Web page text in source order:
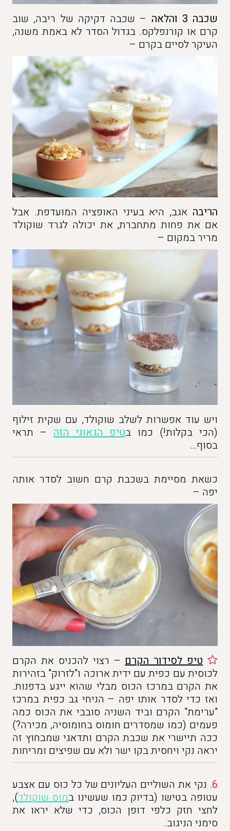
שכבה 3 והלאה
– שכבה דקיקה של ריבה, שוב
קרם או קורנפלקס. בגדול הסדר לא באמת משנה,
העיקר לסיים בקרם –
הריבה אגב, היא בעיני האופציה המועדפת. אבל
אם את פחות מתחברת, את יכולה לגרד שוקולד
מריר במקום –
ויש עוד אפשרות לשלב שוקולד, עם שקית זילוף
(הכי בקלות!) כמו בטיפ הגאוני הזה – תראי
בסוף…
כשאת מסיימת בשכבת קרם חשוב לסדר אותה
יפה –
טיפ לסידור הקרם– רצוי להכניס את הקרם
לכוסית עם כפית עם ידית ארוכה ו"לזרוק" בזהירות
את הקרם במרכז הכוס מבלי שהוא ייגע בדפנות.
ואז כדי לסדר אותו יפה – הניחי גב כפית במרכז
"ערימת" הקרם וביד השניה סובבי את הכוס כמה
פעמים (כמו שמסדרים חומוס בחומוסיה, מכירה?)
ככה תיישרי את שכבת הקרם ותדאגי שמבחוץ זה
יראה נקי ויחסית בקו ישר ולא עם שפיצים ומריחות
6. נקי את השוליים העליונים של כל כוס עם אצבע
עטופה בטישו (בדיוק כמו שעשינו במוס שוקולד),
לחצי חזק כלפי דופן הכוס, כדי שלא יראו את
סימני הניגוב.